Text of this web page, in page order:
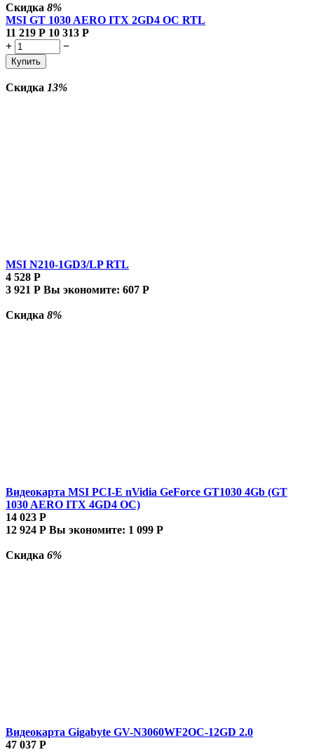
Скидка 8%
MSI GT 1030 AERO ITX 2GD4 OC RTL
11 219 Р 10 313 Р
+
−
Купить
Скидка 13%
MSI N210-1GD3/LP RTL
4 528 Р
3 921 Р Вы экономите: 607 Р
Скидка 8%
Видеокарта MSI PCI-E nVidia GeForce GT1030 4Gb (GT
1030 AERO ITX 4GD4 OC)
14 023 Р
12 924 Р Вы экономите: 1 099 Р
Скидка 6%
Видеокарта Gigabyte GV-N3060WF2OC-12GD 2.0
47 037 Р